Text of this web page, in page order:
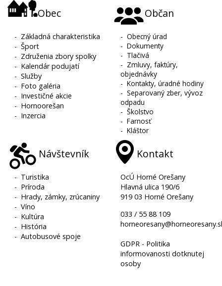
Obec
- Základná charakteristika
-Šport
- Združenia zbory spolky
- Kalendár podujatí
-Služby
- Foto galéria
- Investičné akcie
- Hornoorešan
- Inzercia
Občan
-Obecný úrad
-Dokumenty
- Tlačivá
- Zmluvy, faktúry,
objednávky
-Kontakty, úradné hodiny
-Separovaný zber, vývoz
odpadu
-Školstvo
-Farnosť
-Kláštor
Návštevník
- Turistika
- Príroda
- Hrady, zámky, zrúcaniny
-Víno
- Kultúra
- História
-Autobusové spoje
Kontakt
OcÚ Horné Orešany
Hlavná ulica 190/6
919 03 Horné Orešany
033 / 55 88 109
GDPR - Politika
informovanosti dotknutej
osoby